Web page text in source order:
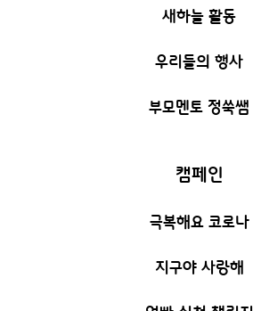
새하늘 활동
우리들의 행사
부모멘토 정쑥쌤
캠페인
극복해요 코로나
지구야 사랑해